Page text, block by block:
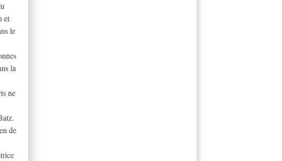
et
le
la
ne
de